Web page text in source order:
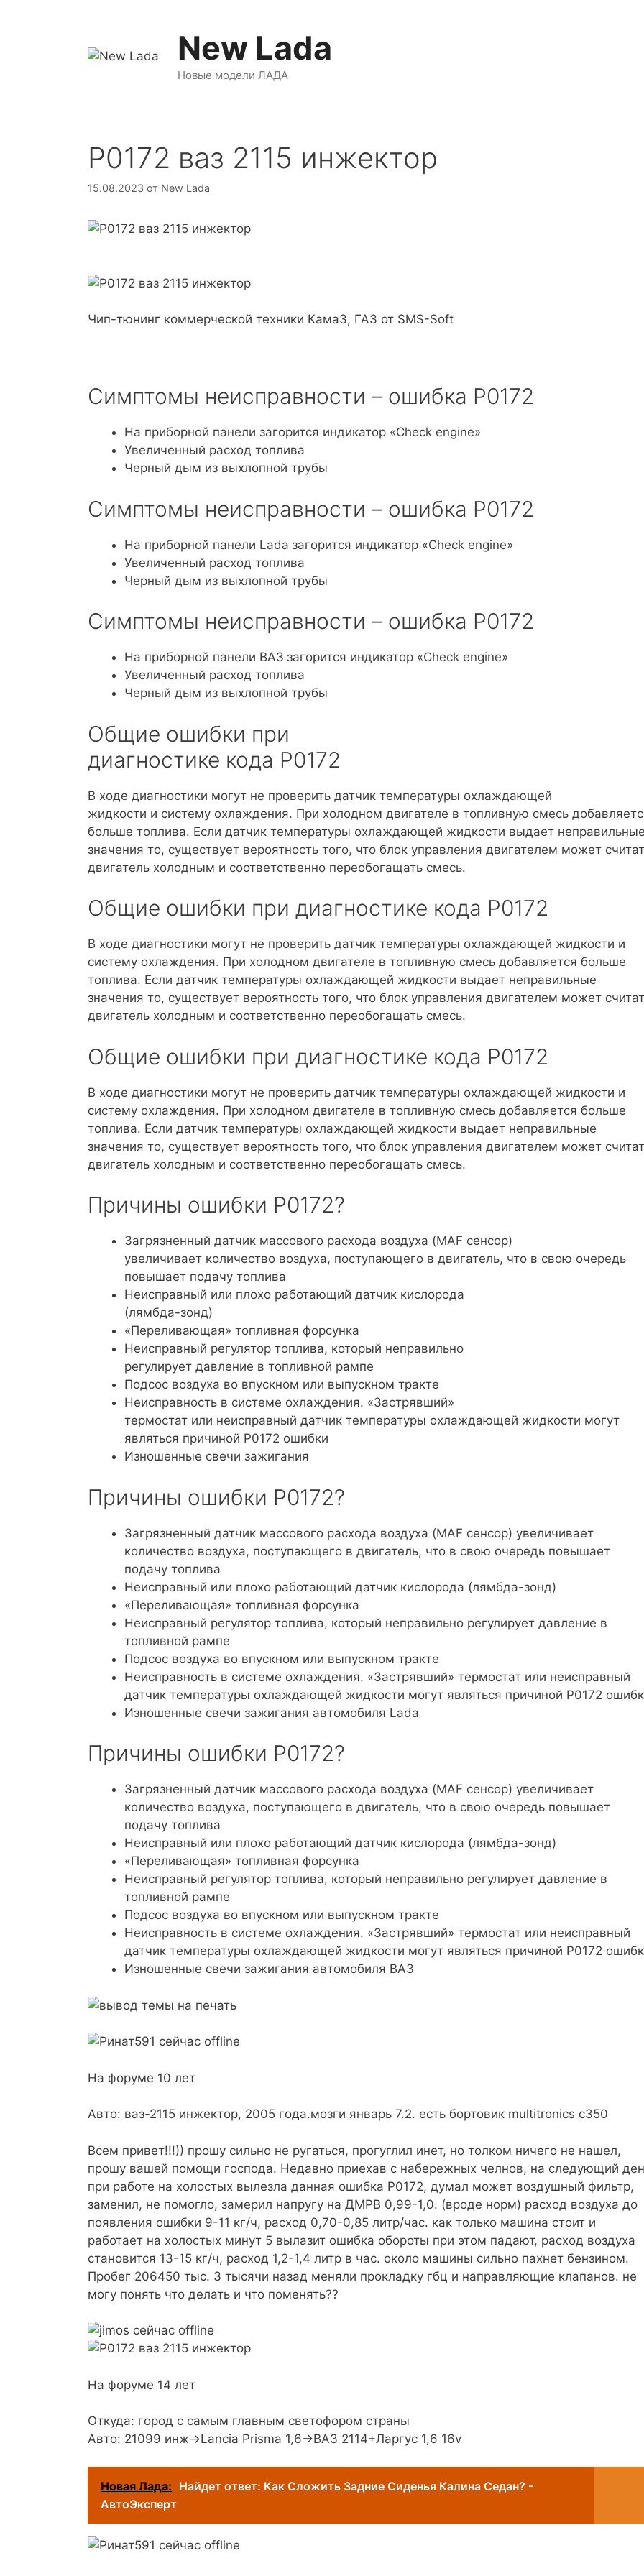
New Lada
Новые модели ЛАДА
P0172 ваз 2115 инжектор
15.08.2023 от New Lada
Чип-тюнинг коммерческой техники Кама3, ГАЗ от SMS-Soft
Симптомы неисправности – ошибка P0172
На приборной панели загорится индикатор «Check engine»
Увеличенный расход топлива
Черный дым из выхлопной трубы
Симптомы неисправности – ошибка P0172
На приборной панели Lada загорится индикатор «Check engine»
Увеличенный расход топлива
Черный дым из выхлопной трубы
Симптомы неисправности – ошибка P0172
На приборной панели ВАЗ загорится индикатор «Check engine»
Увеличенный расход топлива
Черный дым из выхлопной трубы
Общие ошибки при
диагностике кода P0172
В ходе диагностики могут не проверить датчик температуры охлаждающей
жидкости и систему охлаждения. При холодном двигателе в топливную смесь
больше топлива. Если датчик температуры охлаждающей жидкости выдает
значения то, существует вероятность того, что блок управления двигателем может
двигатель холодным и соответственно переобогащать смесь.
Общие ошибки при диагностике кода P0172
В ходе диагностики могут не проверить датчик температуры охлаждающей жидкости и
систему охлаждения. При холодном двигателе в топливную смесь добавляется больше
топлива. Если датчик температуры охлаждающей жидкости выдает неправильные
значения то, существует вероятность того, что блок управления двигателем может
двигатель холодным и соответственно переобогащать смесь.
Общие ошибки при диагностике кода P0172
В ходе диагностики могут не проверить датчик температуры охлаждающей жидкости и
систему охлаждения. При холодном двигателе в топливную смесь добавляется больше
топлива. Если датчик температуры охлаждающей жидкости выдает неправильные
значения то, существует вероятность того, что блок управления двигателем может
двигатель холодным и соответственно переобогащать смесь.
Причины ошибки P0172?
Загрязненный датчик массового расхода воздуха (MAF сенсор)
увеличивает количество воздуха, поступающего в двигатель, что в свою очередь
повышает подачу топлива
Неисправный или плохо работающий датчик кислорода
(лямбда-зонд)
«Переливающая» топливная форсунка
Неисправный регулятор топлива, который неправильно
регулирует давление в топливной рампе
Подсос воздуха во впускном или выпускном тракте
Неисправность в системе охлаждения. «Застрявший»
термостат или неисправный датчик температуры охлаждающей жидкости могут
являться причиной P0172 ошибки
Изношенные свечи зажигания
Причины ошибки P0172?
Загрязненный датчик массового расхода воздуха (MAF сенсор) увеличивает
количество воздуха, поступающего в двигатель, что в свою очередь повышает
подачу топлива
Неисправный или плохо работающий датчик кислорода (лямбда-зонд)
«Переливающая» топливная форсунка
Неисправный регулятор топлива, который неправильно регулирует давление в
топливной рампе
Подсос воздуха во впускном или выпускном тракте
Неисправность в системе охлаждения. «Застрявший» термостат или неисправный
датчик температуры охлаждающей жидкости могут являться причиной P0172
Изношенные свечи зажигания автомобиля Lada
Причины ошибки P0172?
Загрязненный датчик массового расхода воздуха (MAF сенсор) увеличивает
количество воздуха, поступающего в двигатель, что в свою очередь повышает
подачу топлива
Неисправный или плохо работающий датчик кислорода (лямбда-зонд)
«Переливающая» топливная форсунка
Неисправный регулятор топлива, который неправильно регулирует давление в
топливной рампе
Подсос воздуха во впускном или выпускном тракте
Неисправность в системе охлаждения. «Застрявший» термостат или неисправный
датчик температуры охлаждающей жидкости могут являться причиной P0172
Изношенные свечи зажигания автомобиля ВАЗ
На форуме 10 лет
Авто: ваз-2115 инжектор, 2005 года.мозги январь 7.2. есть бортовик multitronics c350
Всем привет!!!)) прошу сильно не ругаться, прогуглил инет, но толком ничего не нашел,
прошу вашей помощи господа. Недавно приехав с набережных челнов, на следующий
при работе на холостых вылезла данная ошибка Р0172, думал может воздушный фильтр,
заменил, не помогло, замерил напругу на ДМРВ 0,99-1,0. (вроде норм) расход воздуха до
появления ошибки 9-11 кг/ч, расход 0,70-0,85 литр/час. как только машина стоит и
работает на холостых минут 5 вылазит ошибка обороты при этом падают, расход воздуха
становится 13-15 кг/ч, расход 1,2-1,4 литр в час. около машины сильно пахнет бензином.
Пробег 206450 тыс. 3 тысячи назад меняли прокладку гбц и направляющие клапанов. не
могу понять что делать и что поменять??
На форуме 14 лет
Откуда: город с самым главным светофором страны
Авто: 21099 инж->Lancia Prisma 1,6->ВАЗ 2114+Ларгус 1,6 16v
Новая Лада: Найдет ответ: Как Сложить Задние Сиденья Калина Седан? -
АвтоЭксперт